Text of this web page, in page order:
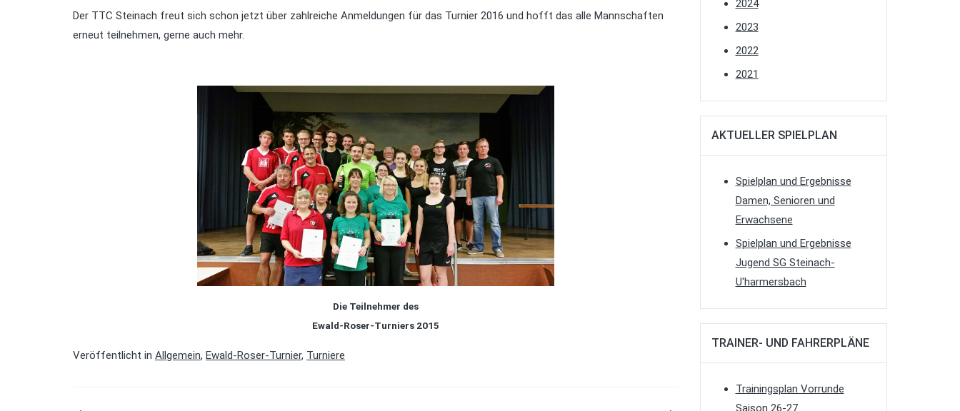
Der TTC Steinach freut sich schon jetzt über zahlreiche Anmeldungen für das Turnier 2016 und hofft das alle Mannschaften
erneut teilnehmen, gerne auch mehr.
Die Teilnehmer des
Ewald-Roser-Turniers 2015
Veröffentlicht in Allgemein, Ewald-Roser-Turnier, Turniere
2024
2023
2022
2021
AKTUELLER SPIELPLAN
Spielplan und Ergebnisse
Damen, Senioren und
Erwachsene
Spielplan und Ergebnisse
Jugend SG Steinach-
U'harmersbach
TRAINER- UND FAHRERPLÄNE
Trainingsplan Vorrunde
Saison 26-27